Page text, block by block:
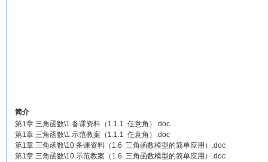
简介
第1章 三角函数\1.备课资料（1.1.1 任意角）.doc
第1章 三角函数\1.示范教案（1.1.1 任意角）.doc
第1章 三角函数\10.备课资料（1.6 三角函数模型的简单应用）.doc
第1章 三角函数\10.示范教案（1.6 三角函数模型的简单应用）.doc